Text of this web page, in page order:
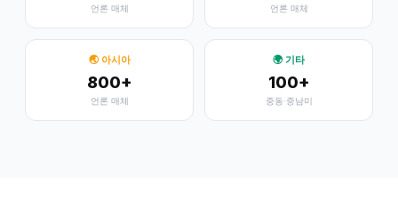
언론 매체 언론 매체
🌏 아시아
800+
언론 매체
🌍 기타
100+
중동·중남미